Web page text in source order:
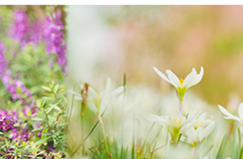
院长寄语
活动通告
校友新闻
校友风采
校友名录